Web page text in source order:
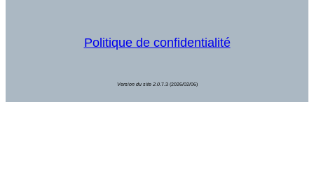
Politique de confidentialité
Version du site 2.0. 7.3 (2026/02/06)